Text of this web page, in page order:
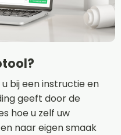
bij een instructie en
geeft door de
hoe u zelf uw
naar eigen smaak